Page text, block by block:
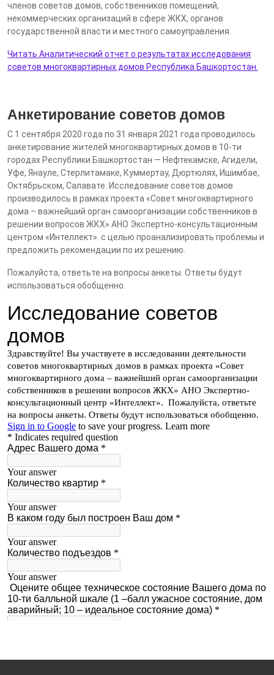
членов советов домов, собственников помещений,
некоммерческих организаций в сфере ЖКХ, органов
государственной власти и местного самоуправления.
Читать Аналитический отчет о результатах исследования
советов многоквартирных домов Республика Башкортостан.
Анкетирование советов домов
C 1 сентября 2020 года по 31 января 2021 года проводилось
анкетирование жителей многоквартирных домов в 10-ти
городах Республики Башкортостан — Нефтекамске, Агидели,
Уфе, Янауле, Стерлитамаке, Куммертау, Дюртюлях, Ишимбае,
Октябрьском, Салавате. Исследование советов домов
производилось в рамках проекта «Совет многоквартирного
дома – важнейший орган самоорганизации собственников в
решении вопросов ЖКХ» АНО Экспертно-консультационным
центром «Интеллект». с целью проанализировать проблемы и
предложить рекомендации по их решению.
Пожалуйста, ответьте на вопросы анкеты. Ответы будут
использоваться обобщенно.